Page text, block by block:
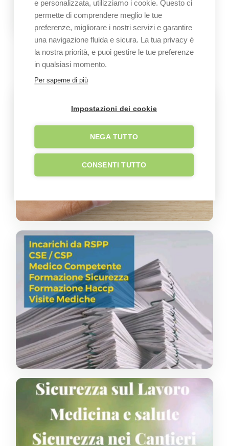
GALLERY
Immagini dell’azienda
e personalizzata, utilizziamo i cookie. Questo ci
permette di comprendere meglio le tue
preferenze, migliorare i nostri servizi e garantire
una navigazione fluida e sicura. La tua privacy è
la nostra priorità, e puoi gestire le tue preferenze
in qualsiasi momento.
Per saperne di più
Impostazioni dei cookie
NEGA TUTTO
CONSENTI TUTTO